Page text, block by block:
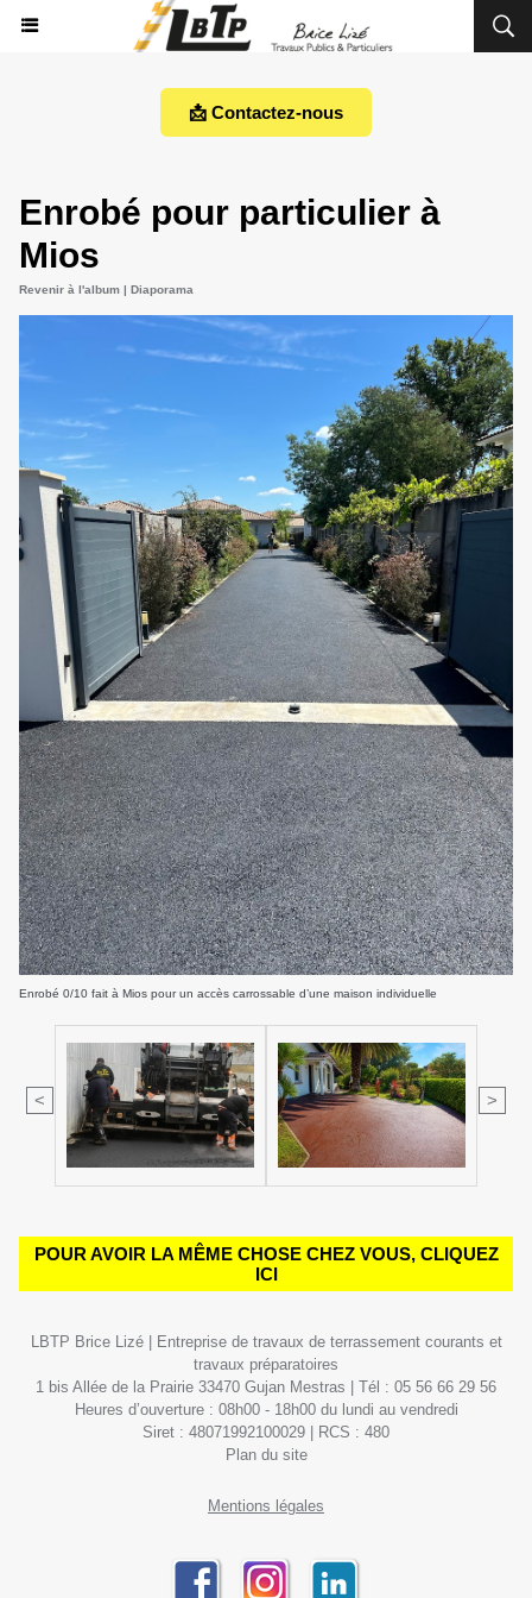
📩 Contactez-nous
Enrobé pour particulier à
Mios
Revenir à l'album | Diaporama
Enrobé 0/10 fait à Mios pour un accès carrossable d’une maison individuelle
< >
POUR AVOIR LA MÊME CHOSE CHEZ VOUS, CLIQUEZ
ICI
LBTP Brice Lizé | Entreprise de travaux de terrassement courants et
travaux préparatoires
1 bis Allée de la Prairie 33470 Gujan Mestras | Tél : 05 56 66 29 56
Heures d’ouverture : 08h00 - 18h00 du lundi au vendredi
Siret : 48071992100029 | RCS : 480
Plan du site
Mentions légales